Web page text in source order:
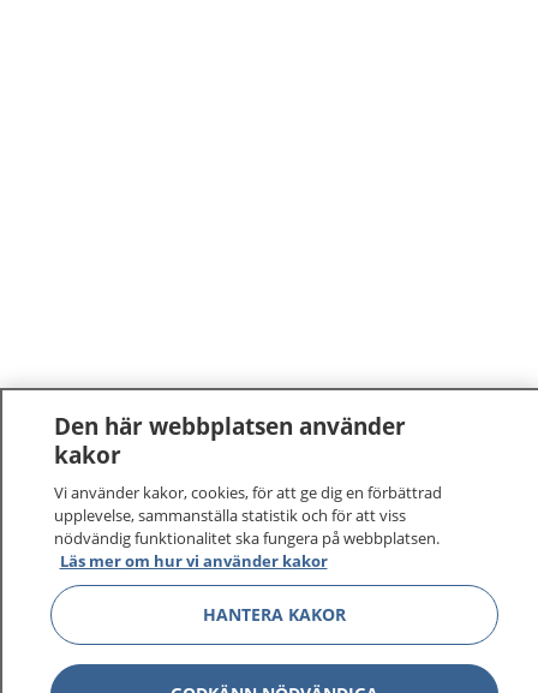
Den här webbplatsen använder
kakor
Vi använder kakor, cookies, för att ge dig en förbättrad
upplevelse, sammanställa statistik och för att viss
nödvändig funktionalitet ska fungera på webbplatsen.
Läs mer om hur vi använder kakor
HANTERA KAKOR